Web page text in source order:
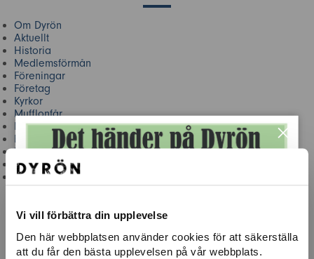
Vi vill förbättra din upplevelse
Den här webbplatsen använder cookies för att säkerställa
att du får den bästa upplevelsen på vår webbplats.
Om Dyrön
Aktuellt
Historia
Medlemsförmån
Föreningar
Företag
Kyrkor
Mufflonfår
Närliggande
Brandvärn & sjuktransport
Hjärtstartare
Ta dig hit
Integritetspolicy
×